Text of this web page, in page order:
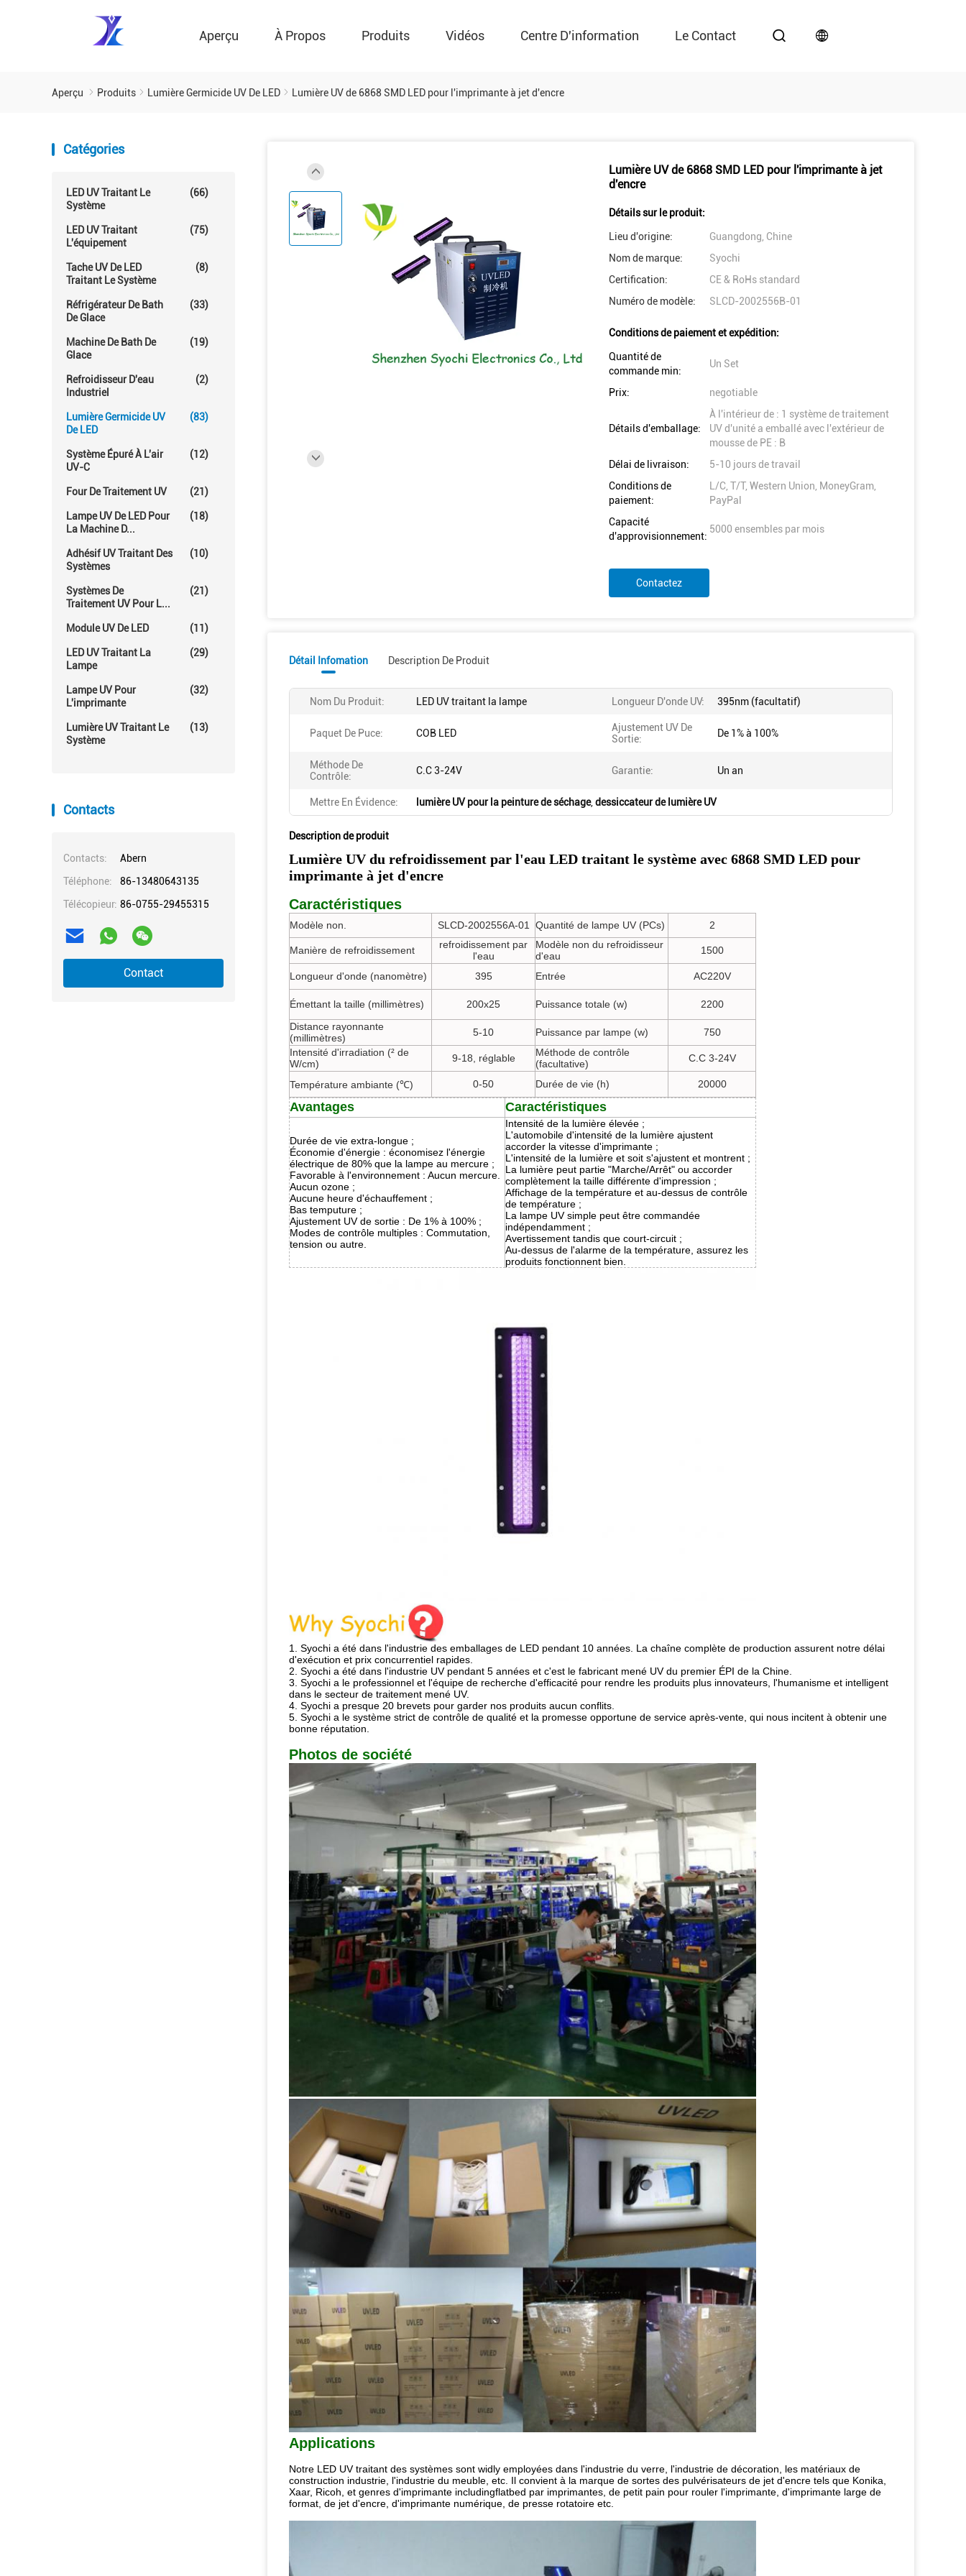
Aperçu À Propos Produits Vidéos Centre D'information Le Contact
Aperçu Produits Lumière Germicide UV De LED Lumière UV de 6868 SMD LED pour l'imprimante à jet d'encre
Catégories
LED UV Traitant Le
Système
(66)
LED UV Traitant
L'équipement
(75)
Tache UV De LED
Traitant Le Système
(8)
Réfrigérateur De Bath
De Glace
(33)
Machine De Bath De
Glace
(19)
Refroidisseur D'eau
Industriel
(2)
Lumière Germicide UV
De LED
(83)
Système Épuré À L'air
UV-C
(12)
Four De Traitement UV (21)
Lampe UV De LED Pour
La Machine D...
(18)
Adhésif UV Traitant Des
Systèmes
(10)
Systèmes De
Traitement UV Pour L...
(21)
Module UV De LED (11)
LED UV Traitant La
Lampe
(29)
Lampe UV Pour
L'imprimante
(32)
Lumière UV Traitant Le
Système
(13)
Contacts
Contacts:
Abern
Téléphone:
86-13480643135
Télécopieur: 86-0755-29455315
Contact
Lumière UV de 6868 SMD LED pour l'imprimante à jet
d'encre
Détails sur le produit:
Lieu d'origine:
Guangdong, Chine
Nom de marque:
Syochi
Certification:
CE & RoHs standard
Numéro de modèle:
SLCD-2002556B-01
Conditions de paiement et expédition:
Quantité de
commande min:
Un Set
Prix: negotiable
Détails d'emballage:
À l'intérieur de : 1 système de traitement
UV d'unité a emballé avec l'extérieur de
mousse de PE : B
Délai de livraison:
5-10 jours de travail
Conditions de
paiement:
L/C, T/T, Western Union, MoneyGram,
PayPal
Capacité
d'approvisionnement:
5000 ensembles par mois
Contactez
Détail Infomation Description De Produit
Nom Du Produit: LED UV traitant la lampe Longueur D'onde UV: 395nm (facultatif)
Paquet De Puce: COB LED
Ajustement UV De
Sortie:
De 1% à 100%
Méthode De
Contrôle:
C.C 3-24V Garantie: Un an
Mettre En Évidence: lumière UV pour la peinture de séchage, dessiccateur de lumière UV
Description de produit
Lumière UV du refroidissement par l'eau LED traitant le système avec 6868 SMD LED pour
imprimante à jet d'encre
Caractéristiques
Modèle non. SLCD-2002556A-01 Quantité de lampe UV (PCs) 2
Manière de refroidissement
refroidissement par
l'eau
Modèle non du refroidisseur
d'eau
1500
Longueur d'onde (nanomètre) 395 Entrée AC220V
Émettant la taille (millimètres) 200x25 Puissance totale (w)
2200
Distance rayonnante
(millimètres)
5-10 Puissance par lampe (w)
750
Intensité d'irradiation (² de
W/cm)
9-18, réglable
Méthode de contrôle
(facultative)
C.C 3-24V
Température ambiante (℃) 0-50 Durée de vie (h) 20000
Avantages Caractéristiques
Durée de vie extra-longue ;
Économie d'énergie : économisez l'énergie
électrique de 80% que la lampe au mercure ;
Favorable à l'environnement : Aucun mercure.
Aucun ozone ;
Aucune heure d'échauffement ;
Bas temputure ;
Ajustement UV de sortie : De 1% à 100% ;
Modes de contrôle multiples : Commutation,
tension ou autre.
Intensité de la lumière élevée ;
L'automobile d'intensité de la lumière ajustent
accorder la vitesse d'imprimante ;
L'intensité de la lumière et soit s'ajustent et montrent ;
La lumière peut partie "Marche/Arrêt" ou accorder
complètement la taille différente d'impression ;
Affichage de la température et au-dessus de contrôle
de température ;
La lampe UV simple peut être commandée
indépendamment ;
Avertissement tandis que court-circuit ;
Au-dessus de l'alarme de la température, assurez les
produits fonctionnent bien.
1. Syochi a été dans l'industrie des emballages de LED pendant 10 années. La chaîne complète de production assurent notre délai
d'exécution et prix concurrentiel rapides.
2. Syochi a été dans l'industrie UV pendant 5 années et c'est le fabricant mené UV du premier ÉPI de la Chine.
3. Syochi a le professionnel et l'équipe de recherche d'efficacité pour rendre les produits plus innovateurs, l'humanisme et intelligent
dans le secteur de traitement mené UV.
4. Syochi a presque 20 brevets pour garder nos produits aucun conflits.
5. Syochi a le système strict de contrôle de qualité et la promesse opportune de service après-vente, qui nous incitent à obtenir une
bonne réputation.
Photos de société
Applications
Notre LED UV traitant des systèmes sont widly employées dans l'industrie du verre, l'industrie de décoration, les matériaux de
construction industrie, l'industrie du meuble, etc. Il convient à la marque de sortes des pulvérisateurs de jet d'encre tels que Konika,
Xaar, Ricoh, et genres d'imprimante includingflatbed par imprimantes, de petit pain pour rouler l'imprimante, d'imprimante large de
format, de jet d'encre, d'imprimante numérique, de presse rotatoire etc.